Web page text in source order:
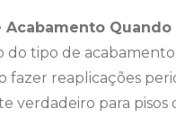
Acabamento Quando
do tipo de
fazer reaplicações
verdadeiro para pisos